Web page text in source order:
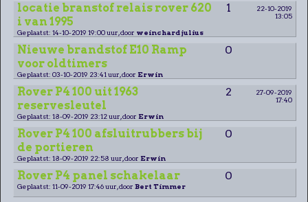
locatie branstof relais rover 620
i van 1995
1
22-10-2019
13:05
Geplaatst: 14-10-2019 19:00 uur, door weinchard julius
Nieuwe brandstof E10 Ramp
voor oldtimers
0
Geplaatst: 03-10-2019 23:41 uur, door Erwin
Rover P4 100 uit 1963
reservesleutel
2
27-09-2019
17:40
Geplaatst: 18-09-2019 23:12 uur, door Erwin
Rover P4 100 afsluitrubbers bij
de portieren
0
Geplaatst: 18-09-2019 22:58 uur, door Erwin
Rover P4 panel schakelaar 0
Geplaatst: 11-09-2019 17:46 uur, door Bert Timmer